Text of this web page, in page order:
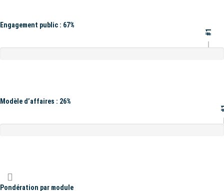
Engagement public : 67%
#1
Modèle d’affaires : 26%
Pondération par module